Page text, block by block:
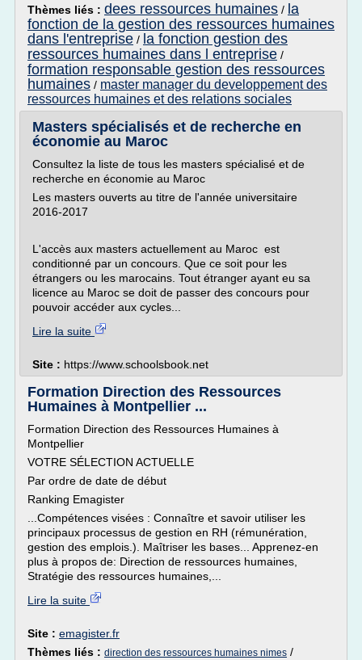
Thèmes liés : dees ressources humaines / la
fonction de la gestion des ressources humaines
dans l'entreprise / la fonction gestion des
ressources humaines dans l entreprise /
formation responsable gestion des ressources
humaines / master manager du developpement des
ressources humaines et des relations sociales
Masters spécialisés et de recherche en
économie au Maroc
Consultez la liste de tous les masters spécialisé et de
recherche en économie au Maroc
Les masters ouverts au titre de l'année universitaire
2016-2017
L'accès aux masters actuellement au Maroc est
conditionné par un concours. Que ce soit pour les
étrangers ou les marocains. Tout étranger ayant eu sa
licence au Maroc se doit de passer des concours pour
pouvoir accéder aux cycles...
Lire la suite
Site : https://www.schoolsbook.net
Formation Direction des Ressources
Humaines à Montpellier ...
Formation Direction des Ressources Humaines à
Montpellier
VOTRE SÉLECTION ACTUELLE
Par ordre de date de début
Ranking Emagister
...Compétences visées : Connaître et savoir utiliser les
principaux processus de gestion en RH (rémunération,
gestion des emplois.). Maîtriser les bases... Apprenez-en
plus à propos de: Direction de ressources humaines,
Stratégie des ressources humaines,...
Lire la suite
Site : emagister.fr
Thèmes liés : direction des ressources humaines nimes /